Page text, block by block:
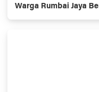
Warga Rumbai Jaya